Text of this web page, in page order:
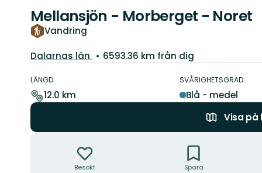
Mellansjön - Morberget - Noret
Vandring
Län:
Dalarnas län 6593.36 km från dig
om
leden
LÄNGD
12.0 km
SVÅRIGHETSGRAD
Blå - medel
Visa på
Besökt Spara